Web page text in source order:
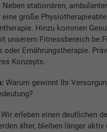
stationären,
eine große
Hinzu kommen
unserem Fitnessbereich
oder Ernährungstherapie.
Konzepts.
Warum gewinnt Ihr
Wir erleben einen deutlichen
älter, bleiben länger aktiv